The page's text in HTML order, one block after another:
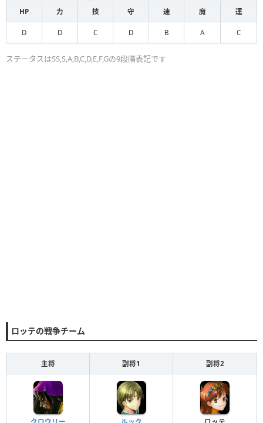
HP 力 技 守 速 魔 運
D D C D B A C
ステータスはSS,S,A,B,C,D,E,F,Gの9段階表記です
ロッテの戦争チーム
主将 副将1 副将2